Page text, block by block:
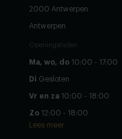
2000 Antwerpen
Antwerpen
Openingstijden
Ma, wo, do 10:00 - 17:00
Di Gesloten
Vr en za 10:00 - 18:00
Zo 12:00 - 18:00
Lees meer